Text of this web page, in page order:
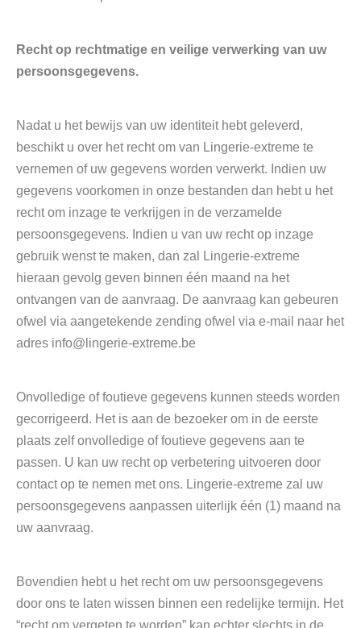
Recht op rechtmatige en veilige verwerking van uw
persoonsgegevens.
Nadat u het bewijs van uw identiteit hebt geleverd,
beschikt u over het recht om van Lingerie-extreme te
vernemen of uw gegevens worden verwerkt. Indien uw
gegevens voorkomen in onze bestanden dan hebt u het
recht om inzage te verkrijgen in de verzamelde
persoonsgegevens. Indien u van uw recht op inzage
gebruik wenst te maken, dan zal Lingerie-extreme
hieraan gevolg geven binnen één maand na het
ontvangen van de aanvraag. De aanvraag kan gebeuren
ofwel via aangetekende zending ofwel via e-mail naar het
adres info@lingerie-extreme.be
Onvolledige of foutieve gegevens kunnen steeds worden
gecorrigeerd. Het is aan de bezoeker om in de eerste
plaats zelf onvolledige of foutieve gegevens aan te
passen. U kan uw recht op verbetering uitvoeren door
contact op te nemen met ons. Lingerie-extreme zal uw
persoonsgegevens aanpassen uiterlijk één (1) maand na
uw aanvraag.
Bovendien hebt u het recht om uw persoonsgegevens
door ons te laten wissen binnen een redelijke termijn. Het
“recht om vergeten te worden” kan echter slechts in de